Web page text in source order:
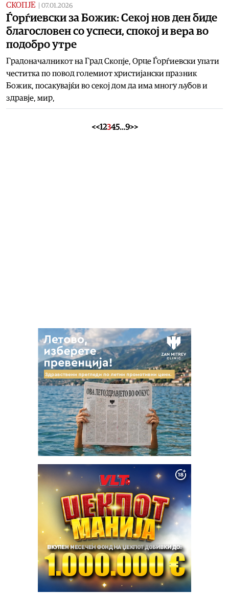
СКОПЈЕ 07.01.2026
Ѓорѓиевски за Божик: Секој нов ден биде
благословен со успеси, спокој и вера во
подобро утре
Градоначалникот на Град Скопје, Орце Ѓорѓиевски упати
честитка по повод големиот христијански празник
Божик, посакувајќи во секој дом да има многу љубов и
здравје, мир,
<<12345…9>>